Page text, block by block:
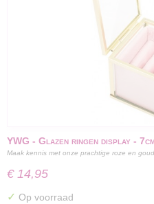
YWG - Glazen ringen display -
Maak kennis met onze prachtige roze en
€ 14,95
✓ Op voorraad